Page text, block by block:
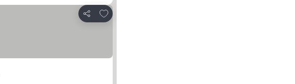
Partilhar
Adicionar aos favoritos